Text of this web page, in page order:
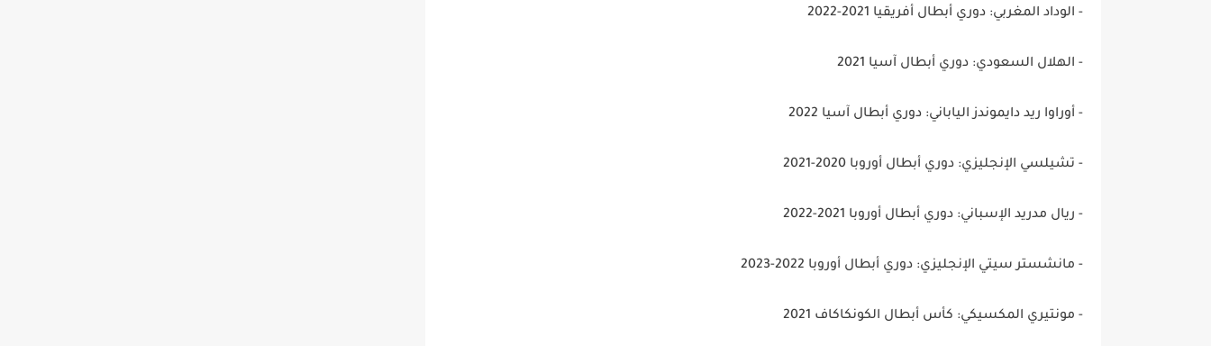
- الوداد المغربي: دوري أبطال أفريقيا 2021-2022
- الهلال السعودي: دوري أبطال آسيا 2021
- أوراوا ريد دايموندز الياباني: دوري أبطال آسيا 2022
- تشيلسي الإنجليزي: دوري أبطال أوروبا 2020-2021
- ريال مدريد الإسباني: دوري أبطال أوروبا 2021-2022
- مانشستر سيتي الإنجليزي: دوري أبطال أوروبا 2022-2023
- مونتيري المكسيكي: كأس أبطال الكونكاكاف 2021